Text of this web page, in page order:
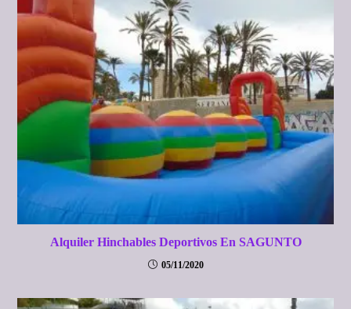
Alquiler Hinchables Deportivos En SAGUNTO
05/11/2020